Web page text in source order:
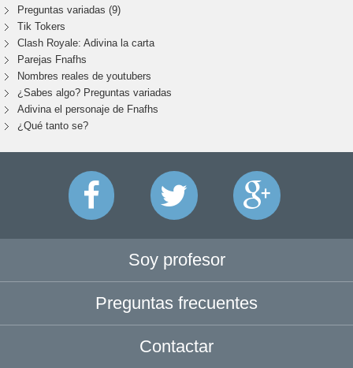
Preguntas variadas (9)
Tik Tokers
Clash Royale: Adivina la carta
Parejas Fnafhs
Nombres reales de youtubers
¿Sabes algo? Preguntas variadas
Adivina el personaje de Fnafhs
¿Qué tanto se?
Soy profesor
Preguntas frecuentes
Contactar